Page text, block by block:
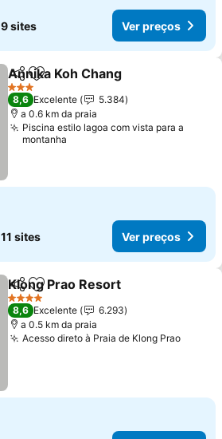
9 sites Ver preços
PartilharAdicionar aos favoritos
Annika Koh Chang
3 Estrelas
8,6 Excelente
5.384
a 0.6 km da praia
Piscina estilo lagoa com vista para a
montanha
11 sites Ver preços
PartilharAdicionar aos favoritos
Klong Prao Resort
4 Estrelas
8,6 Excelente
6.293
a 0.5 km da praia
Acesso direto à Praia de Klong Prao